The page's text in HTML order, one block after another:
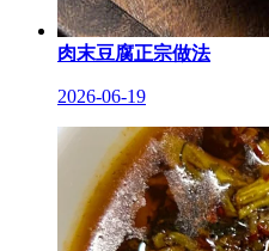
肉末豆腐正宗做法
2026-06-19